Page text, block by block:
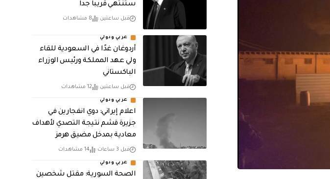
ستنتهي قريباً جداً
قبل ساعتين 8 مشاهدات
عربي ودولي
أردوغان غدًا في السعودية للقاء
ولي عهد المملكة ورئيس الوزراء
الباكستاني
قبل ساعتين 12 مشاهدات
عربي ودولي
اعلام إيراني: دوي انفجارين في
جزيرة قشم نتيجة التصدي لأهداف
معادية بمدخل مضيق هرمز
قبل 3 ساعات 14 مشاهدات
عربي ودولي
الصحة السورية: مقتل شخصين